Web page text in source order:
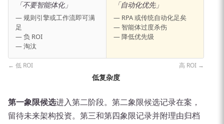
「不要智能体化」
— 规则引擎或工作流即可满
足
— 负 ROI
— 淘汰
「自动化优先」
— RPA 或传统自动化足矣
— 智能体过度杀伤
— 降低优先级
← 低 ROI 高 ROI →
低复杂度
第一象限候选进入第二阶段。第二象限候选记录在案，
留待未来架构投资。第三和第四象限记录并附理由归档